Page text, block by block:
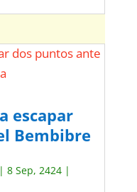
escapar
Bembibre
| 8 Sep, 2424|